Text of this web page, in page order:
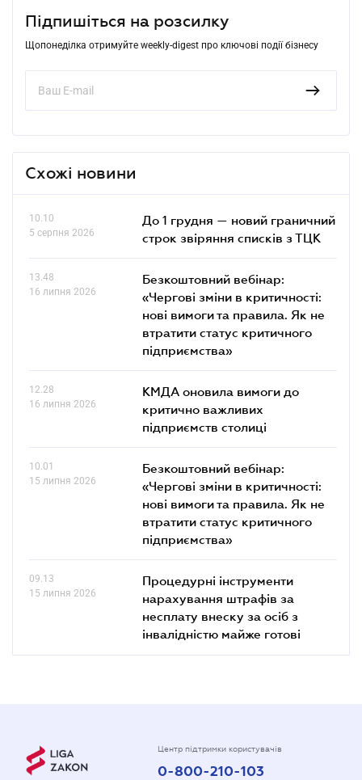
Підпишіться на розсилку
Щопонеділка отримуйте weekly-digest про ключові події бізнесу
Схожі новини
10.10
5 серпня 2026
До 1 грудня — новий граничний
строк звіряння списків з ТЦК
13.48
16 липня 2026
Безкоштовний вебінар:
«Чергові зміни в критичності:
нові вимоги та правила. Як не
втратити статус критичного
підприємства»
12.28
16 липня 2026
КМДА оновила вимоги до
критично важливих
підприємств столиці
10.01
15 липня 2026
Безкоштовний вебінар:
«Чергові зміни в критичності:
нові вимоги та правила. Як не
втратити статус критичного
підприємства»
09.13
15 липня 2026
Процедурні інструменти
нарахування штрафів за
несплату внеску за осіб з
інвалідністю майже готові
Центр підтримки користувачів
0-800-210-103